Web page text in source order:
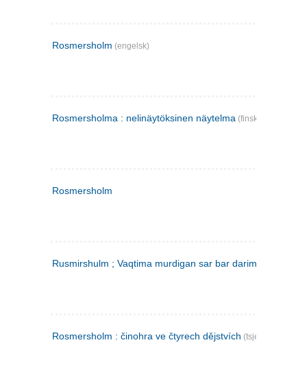
Rosmersholm (engelsk)
Rosmersholma : nelinäytöksinen näytelma (finsk)
Rosmersholm
Rusmirshulm ; Vaqtima murdigan sar bar darim
Rosmersholm : činohra ve čtyrech dějstvích (tsjekkisk)